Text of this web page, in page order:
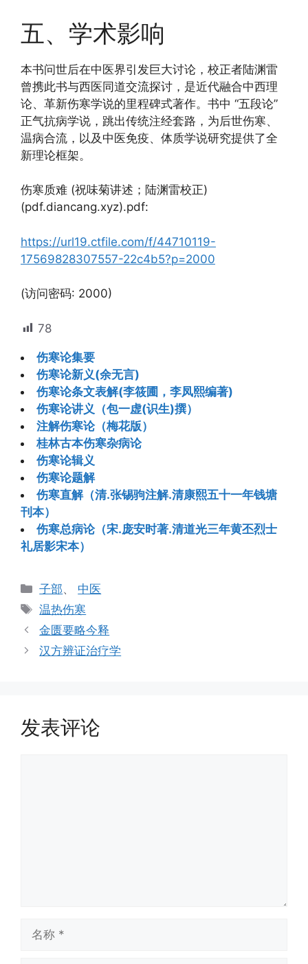
五、学术影响
本书问世后在中医界引发巨大讨论，校正者陆渊雷
曾携此书与西医同道交流探讨，是近代融合中西理
论、革新伤寒学说的里程碑式著作。书中 “五段论”
正气抗病学说，跳出传统注经套路，为后世伤寒、
温病合流，以及中医免疫、体质学说研究提供了全
新理论框架。
伤寒质难 (祝味菊讲述；陆渊雷校正)
(pdf.diancang.xyz).pdf:
https://url19.ctfile.com/f/44710119-
17569828307557-22c4b5?p=2000
(访问密码: 2000)
78
伤寒论集要
伤寒论新义(余无言)
伤寒论条文表解(李筱圃，李凤熙编著)
伤寒论讲义（包一虚(识生)撰）
注解伤寒论（梅花版）
桂林古本伤寒杂病论
伤寒论辑义
伤寒论题解
伤寒直解（清.张锡驹注解.清康熙五十一年钱塘
刊本）
伤寒总病论（宋.庞安时著.清道光三年黄丕烈士
礼居影宋本）
分
类
子部、 中医
标
签
温热伤寒
金匮要略今释
汉方辨证治疗学
发表评论